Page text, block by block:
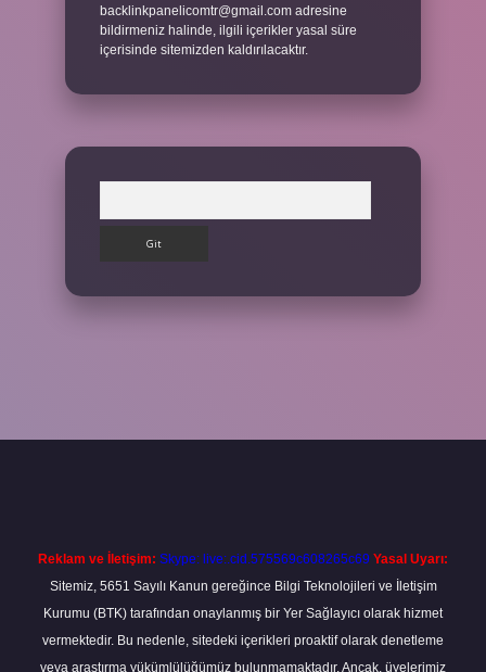
backlinkpanelicomtr@gmail.com adresine
bildirmeniz halinde, ilgili içerikler yasal süre
içerisinde sitemizden kaldırılacaktır.
Reklam ve İletişim: Skype: live:.cid.575569c608265c69 Yasal Uyarı:
Sitemiz, 5651 Sayılı Kanun gereğince Bilgi Teknolojileri ve İletişim
Kurumu (BTK) tarafından onaylanmış bir Yer Sağlayıcı olarak hizmet
vermektedir. Bu nedenle, sitedeki içerikleri proaktif olarak denetleme
veya araştırma yükümlülüğümüz bulunmamaktadır. Ancak, üyelerimiz